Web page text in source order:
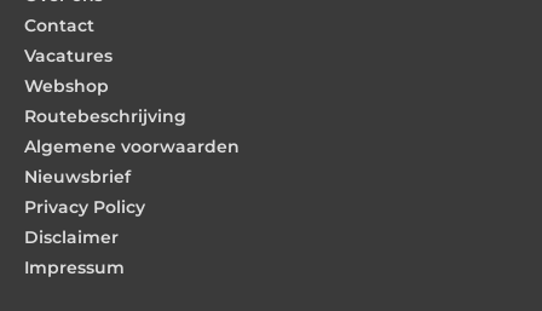
Contact
Vacatures
Webshop
Routebeschrijving
Algemene voorwaarden
Nieuwsbrief
Privacy Policy
Disclaimer
Impressum